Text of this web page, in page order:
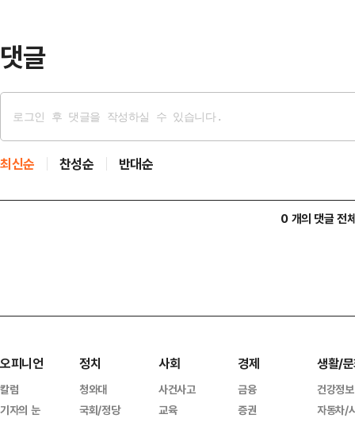
댓글
최신순 찬성순 반대순
0 개의 댓글 전
오피니언
칼럼
기자의 눈
정치
청와대
국회/정당
사회
사건사고
교육
경제
금융
증권
생활/
건강정보
자동차/